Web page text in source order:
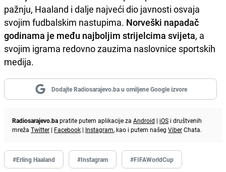
pažnju, Haaland i dalje najveći dio javnosti osvaja
svojim fudbalskim nastupima. Norveški napadač
godinama je među najboljim strijelcima svijeta, a
svojim igrama redovno zauzima naslovnice sportskih
medija.
Dodajte Radiosarajevo.ba u omiljene Google izvore
Radiosarajevo.bapratite putem aplikacije za Android | iOS i društvenih
mreža Twitter | Facebook | Instagram, kao i putem našeg ViberChata.
#Erling Haaland #Instagram #FIFAWorldCup